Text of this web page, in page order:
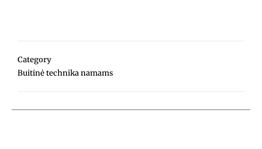
Category
Buitinė technika namams